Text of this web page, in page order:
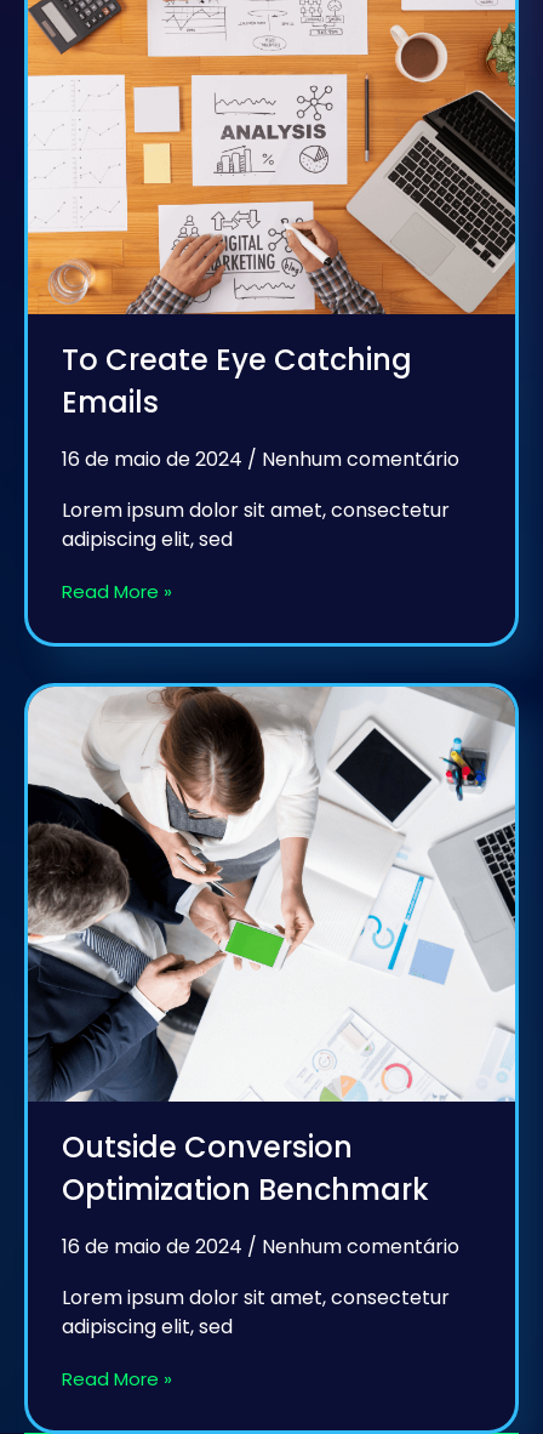
To Create Eye Catching
Emails
16 de maio de 2024
Nenhum comentário
Lorem ipsum dolor sit amet, consectetur
adipiscing elit, sed
Read More »
Outside Conversion
Optimization Benchmark
16 de maio de 2024
Nenhum comentário
Lorem ipsum dolor sit amet, consectetur
adipiscing elit, sed
Read More »